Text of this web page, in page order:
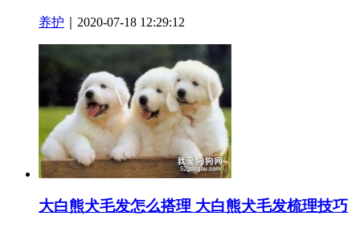
养护 ｜2020-07-18 12:29:12
大白熊犬毛发怎么搭理 大白熊犬毛发梳理技巧